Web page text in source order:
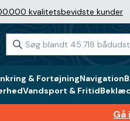
kvalitetsbevidste kunder
& FortøjningNavigation
Vandsport & Fritid